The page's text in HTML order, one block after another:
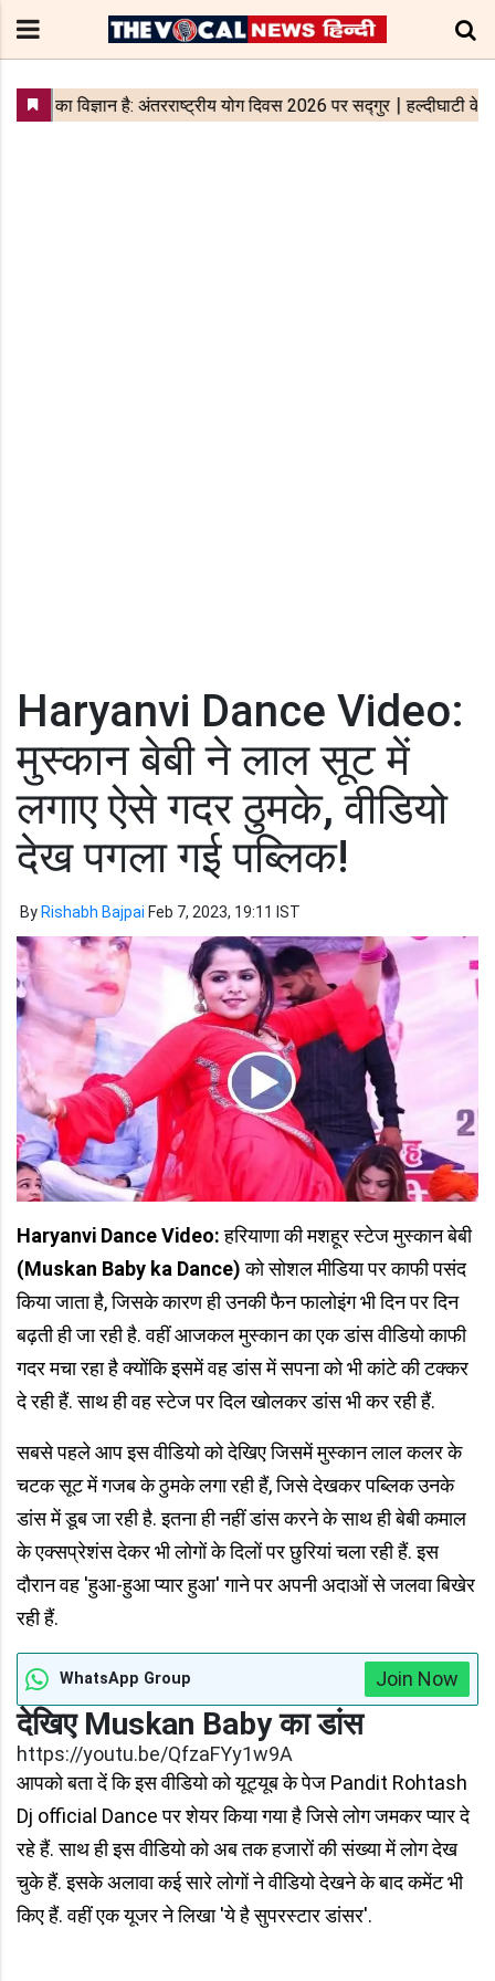
Haryanvi Dance Video:
मुस्कान बेबी ने लाल सूट में
लगाए ऐसे गदर ठुमके, वीडियो
देख पगला गई पब्लिक!
By Rishabh Bajpai Feb 7, 2023, 19:11 IST
Haryanvi Dance Video:हरियाणा की मशहूर स्टेज मुस्कान बेबी
(Muskan Baby ka Dance)को सोशल मीडिया पर काफी पसंद
किया जाता है, जिसके कारण ही उनकी फैन फालोइंग भी दिन पर दिन
बढ़ती ही जा रही है. वहीं आजकल मुस्कान का एक डांस वीडियो काफी
गदर मचा रहा है क्योंकि इसमें वह डांस में सपना को भी कांटे की टक्कर
दे रही हैं. साथ ही वह स्टेज पर दिल खोलकर डांस भी कर रही हैं.
सबसे पहले आप इस वीडियो को देखिए जिसमें मुस्कान लाल कलर के
चटक सूट में गजब के ठुमके लगा रही हैं, जिसे देखकर पब्लिक उनके
डांस में डूब जा रही है. इतना ही नहीं डांस करने के साथ ही बेबी कमाल
के एक्सप्रेशंस देकर भी लोगों के दिलों पर छुरियां चला रही हैं. इस
दौरान वह 'हुआ-हुआ प्यार हुआ' गाने पर अपनी अदाओं से जलवा बिखेर
रही हैं.
WhatsApp Group Join Now
देखिए Muskan Baby का डांस
https://youtu.be/QfzaFYy1w9A
आपको बता दें कि इस वीडियो को यूट्यूब के पेज Pandit Rohtash
Dj official Dance पर शेयर किया गया है जिसे लोग जमकर प्यार दे
रहे हैं. साथ ही इस वीडियो को अब तक हजारों की संख्या में लोग देख
चुके हैं. इसके अलावा कई सारे लोगों ने वीडियो देखने के बाद कमेंट भी
किए हैं. वहीं एक यूजर ने लिखा 'ये है सुपरस्टार डांसर'.